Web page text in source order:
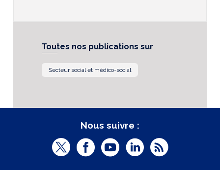
Toutes nos publications sur
Secteur social et médico-social
Nous suivre :
T
F
Y
L
R